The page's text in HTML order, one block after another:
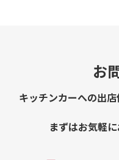
お
キッチンカーへの出
まずはお気軽